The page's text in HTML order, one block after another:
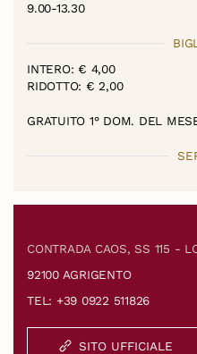
9.00-13.30
INTERO: € 4,00
RIDOTTO: € 2,00
GRATUITO 1° DOM. DEL
CONTRADA CAOS, SS 115 -
92100 AGRIGENTO
TEL: +39 0922 511826
SITO UFFICIALE